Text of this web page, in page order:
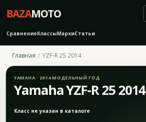
BAZAMOTO
СравнениеКлассыМаркиСтатьи
Главная YZF-R 25 2014
YAMAHA · 2014 МОДЕЛЬНЫЙ ГОД
Yamaha YZF-R 25 2014
Класс не указан в каталоге